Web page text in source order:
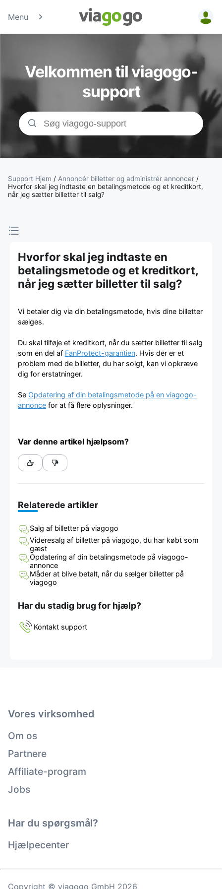
Menu
Billetter -
Sports- &amp;
Teaterbilletter |
viagogo-
Velkommen til viagogo-
support
Support Hjem / Annoncér billetter og administrér annoncer /
Hvorfor skal jeg indtaste en betalingsmetode og et kreditkort,
når jeg sætter billetter til salg?
Hvorfor skal jeg indtaste en
betalingsmetode og et kreditkort,
når jeg sætter billetter til salg?
Vi betaler dig via din betalingsmetode, hvis dine billetter
sælges.
Du skal tilføje et kreditkort, når du sætter billetter til salg
som en del af FanProtect-garantien. Hvis der er et
problem med de billetter, du har solgt, kan vi opkræve
dig for erstatninger.
Se Opdatering af din betalingsmetode på en viagogo-
annonce for at få flere oplysninger.
Var denne artikel hjælpsom?
Relaterede artikler
Salg af billetter på viagogo
Videresalg af billetter på viagogo, du har købt som
gæst
Opdatering af din betalingsmetode på viagogo-
annonce
Måder at blive betalt, når du sælger billetter på
viagogo
Har du stadig brug for hjælp?
Kontakt support
Vores virksomhed
Om os
Partnere
Affiliate-program
Jobs
Har du spørgsmål?
Hjælpecenter
Copyright © viagogo GmbH 2026